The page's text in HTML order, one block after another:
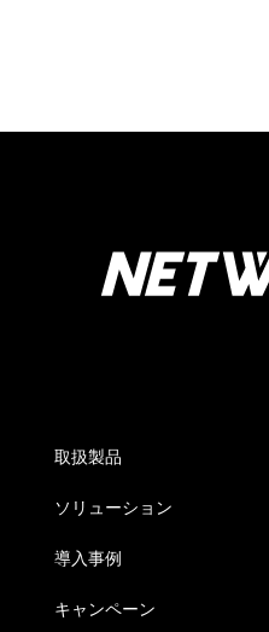
取扱製品
ソリューション
導入事例
キャンペーン